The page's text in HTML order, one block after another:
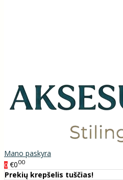
Mano paskyra
0 €000
Prekių krepšelis tuščias!